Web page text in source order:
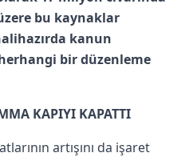
bu kaynaklar
kanun
bir düzenleme
KAPIYI KAPATTI
artışını da işaret